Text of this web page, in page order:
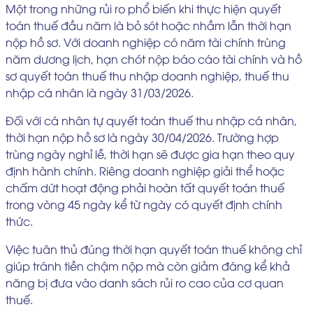
Một trong những rủi ro phổ biến khi thực hiện quyết
toán thuế đầu năm là bỏ sót hoặc nhầm lẫn thời hạn
nộp hồ sơ. Với doanh nghiệp có năm tài chính trùng
năm dương lịch, hạn chót nộp báo cáo tài chính và hồ
sơ quyết toán thuế thu nhập doanh nghiệp, thuế thu
nhập cá nhân là ngày 31/03/2026.
Đối với cá nhân tự quyết toán thuế thu nhập cá nhân,
thời hạn nộp hồ sơ là ngày 30/04/2026. Trường hợp
trùng ngày nghỉ lễ, thời hạn sẽ được gia hạn theo quy
định hành chính. Riêng doanh nghiệp giải thể hoặc
chấm dứt hoạt động phải hoàn tất quyết toán thuế
trong vòng 45 ngày kể từ ngày có quyết định chính
thức.
Việc tuân thủ đúng thời hạn quyết toán thuế không chỉ
giúp tránh tiền chậm nộp mà còn giảm đáng kể khả
năng bị đưa vào danh sách rủi ro cao của cơ quan
thuế.